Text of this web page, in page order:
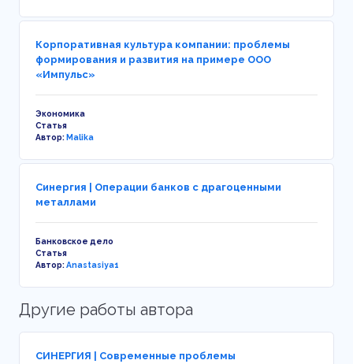
Корпоративная культура компании: проблемы
формирования и развития на примере ООО
«Импульс»
Экономика
Статья
Автор:Malika
Синергия | Операции банков с драгоценными
металлами
Банковское дело
Статья
Автор:Anastasiya1
Другие работы автора
СИНЕРГИЯ | Современные проблемы